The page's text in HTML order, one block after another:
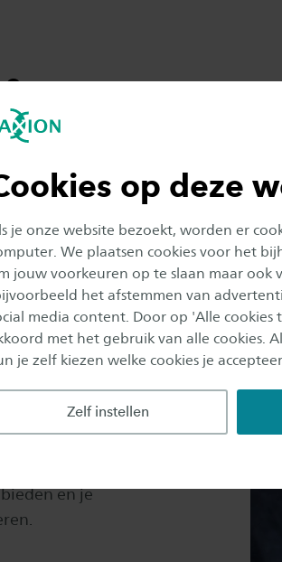
op deze
je onze website bezoekt, worden er
We plaatsen cookies voor het
jouw voorkeuren op te slaan maar ook
het afstemmen van
media content. Door op 'Alle cookies
met het gebruik van alle cookies.
je zelf kiezen welke cookies je
Zelf instellen
voor succesvol
tussen alle
je
bedrijfsperspectief
ontwikkelen en
kennis op te
en je